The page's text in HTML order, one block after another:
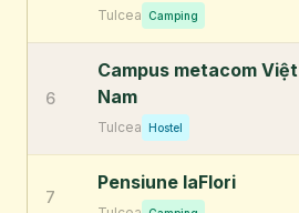
Tulcea Camping
6
Campus metacom Việt
Nam
Tulcea Hostel
7
Pensiune laFlori